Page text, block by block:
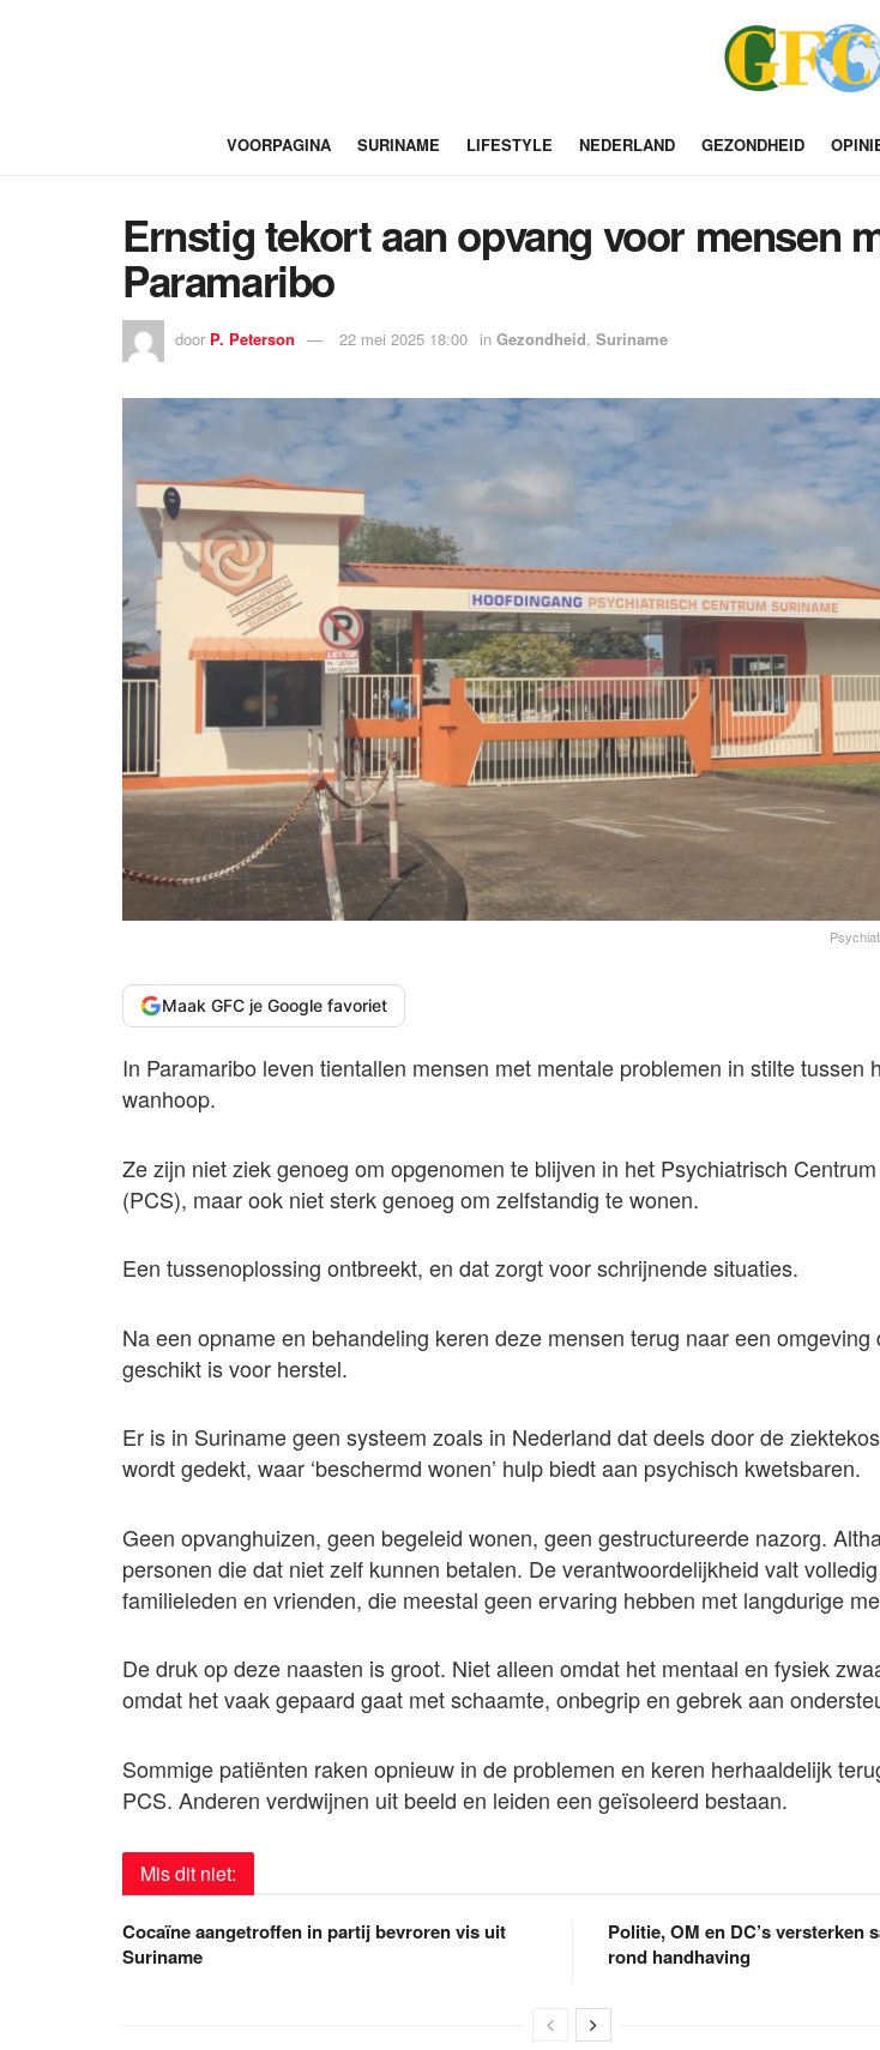
VOORPAGINA SURINAME LIFESTYLE NEDERLAND GEZONDHEID
Ernstig tekort aan opvang voor mensen
Paramaribo
door P. Peterson 22 mei 2025 18:00 in Gezondheid, Suriname
Maak GFC je Google favoriet
In Paramaribo leven tientallen mensen met mentale problemen in stilte tussen
wanhoop.
Ze zijn niet ziek genoeg om opgenomen te blijven in het Psychiatrisch
(PCS), maar ook niet sterk genoeg om zelfstandig te wonen.
Een tussenoplossing ontbreekt, en dat zorgt voor schrijnende situaties.
Na een opname en behandeling keren deze mensen terug naar een omgeving
geschikt is voor herstel.
Er is in Suriname geen systeem zoals in Nederland dat deels door de
wordt gedekt, waar ‘beschermd wonen’ hulp biedt aan psychisch kwetsbaren.
Geen opvanghuizen, geen begeleid wonen, geen gestructureerde nazorg.
personen die dat niet zelf kunnen betalen. De verantwoordelijkheid valt
familieleden en vrienden, die meestal geen ervaring hebben met langdurige
De druk op deze naasten is groot. Niet alleen omdat het mentaal en fysiek
omdat het vaak gepaard gaat met schaamte, onbegrip en gebrek aan
Sommige patiënten raken opnieuw in de problemen en keren herhaaldelijk
PCS. Anderen verdwijnen uit beeld en leiden een geïsoleerd bestaan.
Mis dit niet:
Cocaïne aangetroffen in partij bevroren vis uit
Suriname
Politie, OM en DC’s versterken
rond handhaving